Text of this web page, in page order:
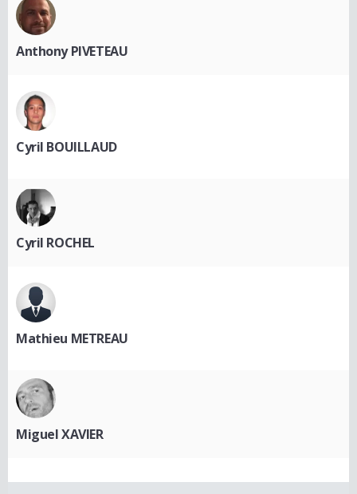
Anthony PIVETEAU
Cyril BOUILLAUD
Cyril ROCHEL
Mathieu METREAU
Miguel XAVIER